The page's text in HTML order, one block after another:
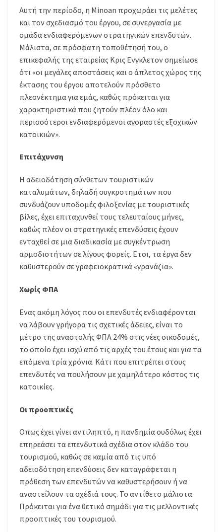
Αυτή την περίοδο, η Minoan προχωράει τις μελέτες
και τον σχεδιασμό του έργου, σε συνεργασία με
ομάδα ενδιαφερόμενων στρατηγικών επενδυτών.
Μάλιστα, σε πρόσφατη τοποθέτησή του, ο
επικεφαλής της εταιρείας Κρις Ενγκλετον σημείωσε
ότι «οι μεγάλες αποστάσεις και ο άπλετος χώρος της
έκτασης του έργου αποτελούν πρόσθετο
πλεονέκτημα για εμάς, καθώς πρόκειται για
χαρακτηριστικά που ζητούν πλέον όλο και
περισσότεροι ενδιαφερόμενοι αγοραστές εξοχικών
κατοικιών».
Επιτάχυνση
Η αδειοδότηση σύνθετων τουριστικών
καταλυμάτων, δηλαδή συγκροτημάτων που
συνδυάζουν υποδομές φιλοξενίας με τουριστικές
βίλες, έχει επιταχυνθεί τους τελευταίους μήνες,
καθώς πλέον οι στρατηγικές επενδύσεις έχουν
ενταχθεί σε μια διαδικασία με συγκέντρωση
αρμοδιοτήτων σε λίγους φορείς. Ετσι, τα έργα δεν
καθυστερούν σε γραφειοκρατικά «γρανάζια».
Χωρίς ΦΠΑ
Ενας ακόμη λόγος που οι επενδυτές ενδιαφέρονται
να λάβουν γρήγορα τις σχετικές άδειες, είναι το
μέτρο της αναστολής ΦΠΑ 24% στις νέες οικοδομές,
το οποίο έχει ισχύ από τις αρχές του έτους και για τα
επόμενα τρία χρόνια. Κάτι που επιτρέπει στους
επενδυτές να πουλήσουν με χαμηλότερο κόστος τις
κατοικίες.
Οι προοπτικές
Οπως έχει γίνει αντιληπτό, η πανδημία ουδόλως έχει
επηρεάσει τα επενδυτικά σχέδια στον κλάδο του
τουρισμού, καθώς σε καμία από τις υπό
αδειοδότηση επενδύσεις δεν καταγράφεται η
πρόθεση των επενδυτών να καθυστερήσουν ή να
αναστείλουν τα σχέδιά τους. Το αντίθετο μάλιστα.
Πρόκειται για ένα θετικό σημάδι για τις μελλοντικές
προοπτικές του τουρισμού.